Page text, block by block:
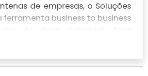
de empresas, o Soluções
ferramenta business to business
da área industrial. Para
de Embalagem bolha,
ou mais dos anuciantes a